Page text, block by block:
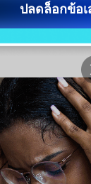
ปลดล็อกข้อ